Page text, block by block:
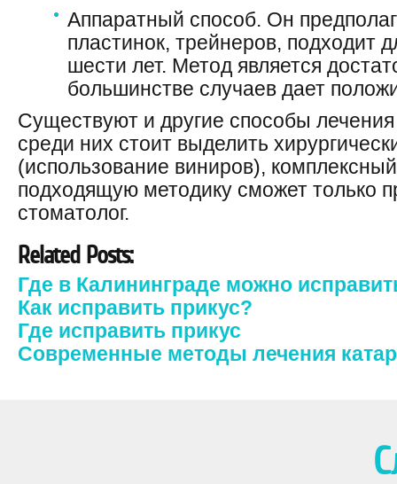
Аппаратный способ. Он
пластинок, трейнеров, подходит
шести лет. Метод является
большинстве случаев дает
Существуют и другие способы
среди них стоит выделить
(использование виниров),
подходящую методику сможет только
стоматолог.
Related Posts:
Где в Калининграде можно
Как исправить прикус?
Где исправить прикус
Современные методы лечения